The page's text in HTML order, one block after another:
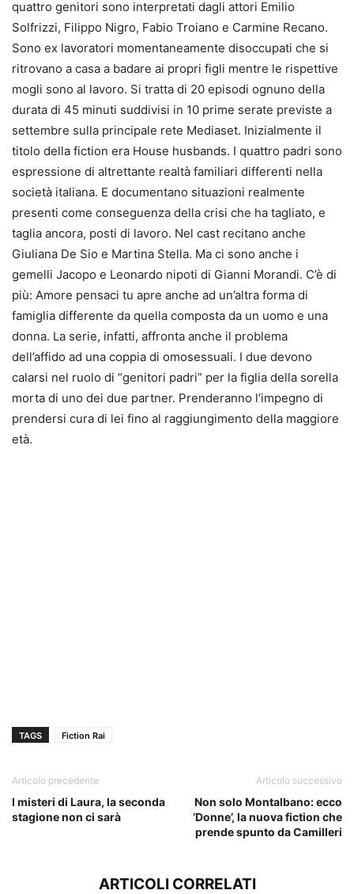
quattro genitori sono interpretati dagli attori Emilio
Solfrizzi, Filippo Nigro, Fabio Troiano e Carmine Recano.
Sono ex lavoratori momentaneamente disoccupati che si
ritrovano a casa a badare ai propri figli mentre le rispettive
mogli sono al lavoro. Si tratta di 20 episodi ognuno della
durata di 45 minuti suddivisi in 10 prime serate previste a
settembre sulla principale rete Mediaset. Inizialmente il
titolo della fiction era House husbands. I quattro padri sono
espressione di altrettante realtà familiari differenti nella
società italiana. E documentano situazioni realmente
presenti come conseguenza della crisi che ha tagliato, e
taglia ancora, posti di lavoro. Nel cast recitano anche
Giuliana De Sio e Martina Stella. Ma ci sono anche i
gemelli Jacopo e Leonardo nipoti di Gianni Morandi. C’è di
più: Amore pensaci tu apre anche ad un’altra forma di
famiglia differente da quella composta da un uomo e una
donna. La serie, infatti, affronta anche il problema
dell’affido ad una coppia di omosessuali. I due devono
calarsi nel ruolo di “genitori padri” per la figlia della sorella
morta di uno dei due partner. Prenderanno l’impegno di
prendersi cura di lei fino al raggiungimento della maggiore
età.
TAGS Fiction Rai
Articolo precedente
I misteri di Laura, la seconda
stagione non ci sarà
Articolo successivo
Non solo Montalbano: ecco
‘Donne’, la nuova fiction che
prende spunto da Camilleri
ARTICOLI CORRELATI